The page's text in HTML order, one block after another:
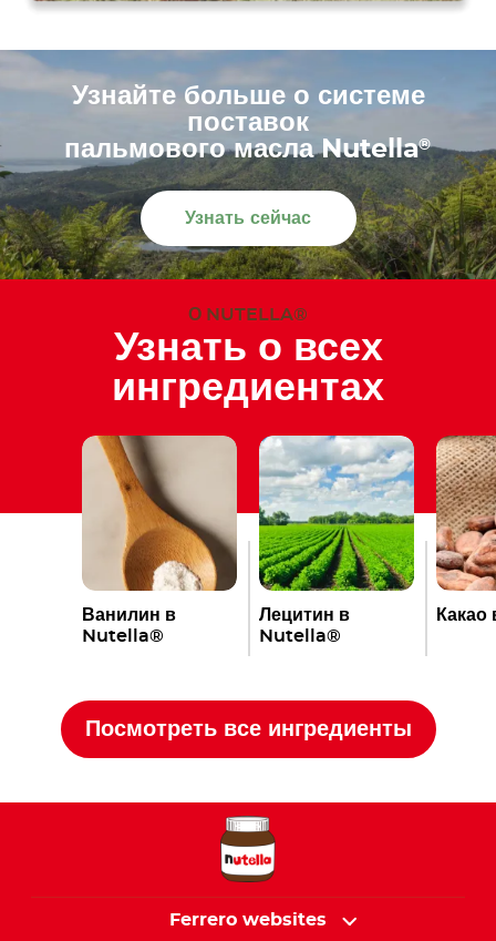
Узнайте больше о системе
поставок
пальмового масла Nutella®
Узнать сейчас
О NUTELLA®
Узнать о всех
ингредиентах
Ванилин в
Nutella®
Лецитин в
Nutella®
Посмотреть все ингредиенты
Ferrero websites